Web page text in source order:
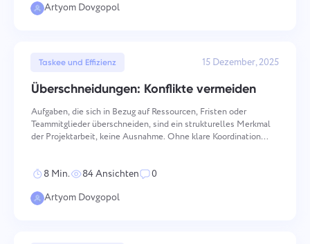
Oʻzbek
ไทย
Artyom Dovgopol
Taskee und Effizienz 15 Dezember, 2025
Überschneidungen: Konflikte vermeiden
Aufgaben, die sich in Bezug auf Ressourcen, Fristen oder
Teammitglieder überschneiden, sind ein strukturelles Merkmal
der Projektarbeit, keine Ausnahme. Ohne klare Koordination
nachfolgend
8 Min. 84 Ansichten
0
Artyom Dovgopol
Verwalten Sie Projektinformationen (Status/Tags) und
Unternehmensverwaltung
weisen Sie Rollen zu, um die Teamarbeit zu optimieren.